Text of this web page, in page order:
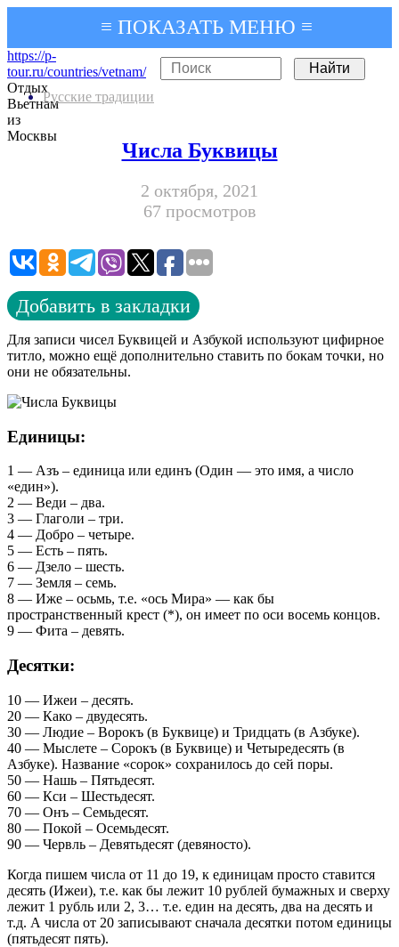
≡ ПОКАЗАТЬ МЕНЮ ≡
https://p-
tour.ru/countries/vetnam/
Отдых
Вьетнам
из
Москвы
Русские традиции
Числа Буквицы
2 октября, 2021
67 просмотров
Добавить в закладки
Для записи чисел Буквицей и Азбукой используют цифирное
титло, можно ещё дополнительно ставить по бокам точки, но
они не обязательны.
Единицы:
1 — Азъ – единица или единъ (Один — это имя, а число
«един»).
2 — Веди – два.
3 — Глаголи – три.
4 — Добро – четыре.
5 — Есть – пять.
6 — Дзело – шесть.
7 — Земля – семь.
8 — Иже – осьмь, т.е. «ось Мира» — как бы
пространственный крест (*), он имеет по оси восемь концов.
9 — Фита – девять.
Десятки:
10 — Ижеи – десять.
20 — Како – двудесять.
30 — Людие – Ворокъ (в Буквице) и Тридцать (в Азбуке).
40 — Мыслете – Сорокъ (в Буквице) и Четыредесять (в
Азбуке). Название «сорок» сохранилось до сей поры.
50 — Нашь – Пятьдесят.
60 — Кси – Шестьдесят.
70 — Онъ – Семьдесят.
80 — Покой – Осемьдесят.
90 — Червль – Девятьдесят (девяносто).
Когда пишем числа от 11 до 19, к единицам просто ставится
десять (Ижеи), т.е. как бы лежит 10 рублей бумажных и сверху
лежит 1 рубль или 2, 3… т.е. един на десять, два на десять и
т.д. А числа от 20 записывают сначала десятки потом единицы
(пятьдесят пять).